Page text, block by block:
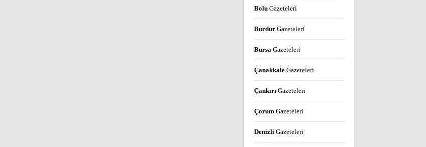
Bolu Gazeteleri
Burdur Gazeteleri
Bursa Gazeteleri
Çanakkale Gazeteleri
Çankırı Gazeteleri
Çorum Gazeteleri
Denizli Gazeteleri